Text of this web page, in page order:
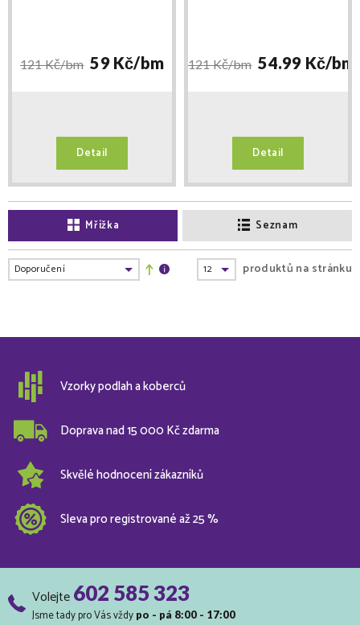
121 Kč/bm 59 Kč/bm
Detail
121 Kč/bm 54.99 Kč/bm
Detail
Mřížka Seznam
produktů na stránku
Vzorky podlah a koberců
Doprava nad 15 000 Kč zdarma
Skvělé hodnocení zákazníků
Sleva pro registrované až 25 %
Volejte602 585 323
Jsme tady pro Vás vždy po - pá 8:00 - 17:00